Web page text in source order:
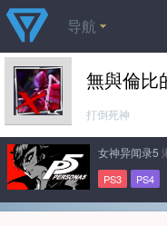
导航
無與倫比
打倒死神
女神异闻录5
PS3 PS4